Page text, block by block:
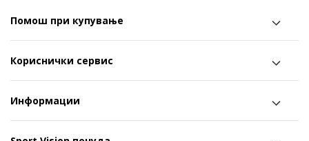
Помош при купување
Кориснички сервис
Информации